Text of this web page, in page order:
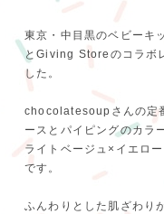
東京・中目黒のベビーキ
とGiving Storeのコラボ
した。
chocolatesoupさんの定
ースとパイピングのカラ
ライトベージュ×イエロ
です。
ふんわりとした肌ざわり